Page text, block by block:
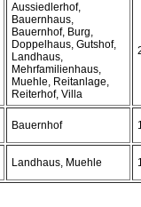
Aussiedlerhof,
Bauernhaus,
Bauernhof, Burg,
Doppelhaus, Gutshof,
Landhaus,
Mehrfamilienhaus,
Muehle, Reitanlage,
Reiterhof, Villa
Bauernhof
Landhaus, Muehle